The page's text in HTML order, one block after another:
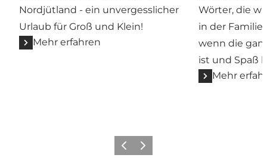
Nordjütland - ein unvergesslicher
Urlaub für Groß und Klein!
Mehr erfahren
Wörter, die
in der
wenn die
ist und Spaß
Mehr
ZurückWeiter